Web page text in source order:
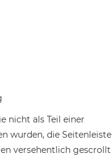
nicht als Teil einer
wurden, die Seitenleiste
versehentlich gescrollt